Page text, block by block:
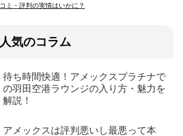
コミ・評判の実情はいかに？
人気のコラム
待ち時間快適！アメックスプラチナで
の羽田空港ラウンジの入り方・魅力を
解説！
アメックスは評判悪いし最悪って本